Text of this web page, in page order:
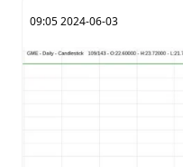
2024-06-03 09:05